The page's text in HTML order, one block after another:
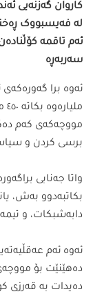
کاروان گەزنەیی
لە فەیسبووک
ئەم تاقمە
سەربەڕە
مووچە‌كە‌ی كە‌م
برسی کردن و
واتا جەنابی
بکاتبەدوو بەش،
دابەشبکات، و
دەهێنێت بۆ
دەیدات بە قەرزی